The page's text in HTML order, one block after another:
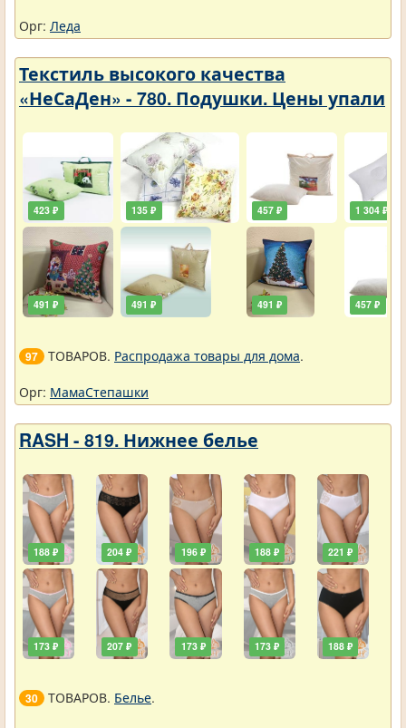
Орг: Леда
Текстиль высокого качества
«НеСаДен» - 780. Подушки. Цены упали
423 ₽
491 ₽
135 ₽
491 ₽
457 ₽
491 ₽
1 304 ₽
457 ₽
97 ТОВАРОВ. Распродажа товары для дома.
Орг: МамаСтепашки
RASH - 819. Нижнее белье
188 ₽
173 ₽
204 ₽
207 ₽
196 ₽
173 ₽
188 ₽
173 ₽
221 ₽
188 ₽
30 ТОВАРОВ. Белье.